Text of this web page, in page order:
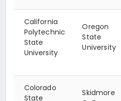
California
Polytechnic
State
University
Oregon
State
University
Colorado
State
Skidmore